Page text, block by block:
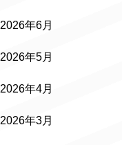
2026年6月
2026年5月
2026年4月
2026年3月